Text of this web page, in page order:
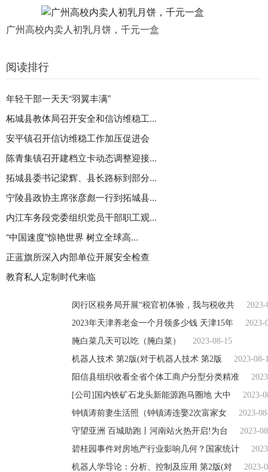
广州高校内卖人初乳月饼，千元一盒
阅读排行
年轻干部一天天“羽翼丰满”
柘城县教体局召开安全和信访维稳工...
安平镇召开信访维稳工作加压促进会
陈青集镇召开建档立卡动态调整迎接...
拓城县委书记梁辉、县长路标到部分...
宁陵县政协主席张彦彪一行到拓城县...
内江车务段党委组织党员干部职工观...
“中国速度”惊艳世界 树立全球高...
正蓝旗所深入内部单位开展安全检查
教育私人定制时代来临
闵行区税务局开展“税官初体验，我与税收共
2023-
2023年天津养老金一个月领多少钱 天津15年
2023-
腌白菜几天可以吃（腌白菜）
2023-08-15
机器人技术 第2版(对于机器人技术 第2版
2023-08-
阳信县组织收看全省个体工商户分型分类精准
[公司]国内铁矿石龙头新能源跑马圈地 大中
2023-
钟镇涛前妻生活照（钟镇涛连娶2次富家女
2023-
守望亚洲 百城助跑丨河南站火热开启!为台
2023-
碧桂园事件对房地产行业影响几何？国家统计
机器人学导论：分析、控制及应用 第2版(对
2023-